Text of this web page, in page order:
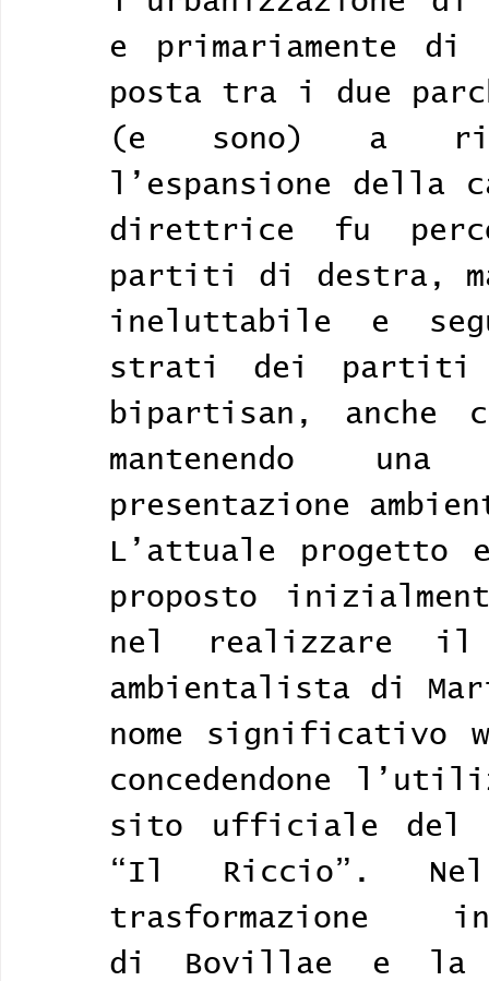
e primariamente
posta tra i due
(e sono) a
l’espansione della
direttrice fu
partiti di destra,
ineluttabile e
strati dei partiti
bipartisan, anche
mantenendo
presentazione
L’attuale progetto
proposto
nel realizzare il
ambientalista di
nome significativo
concedendone
sito ufficiale del
“Il Riccio”.
trasformazione
di Bovillae e la